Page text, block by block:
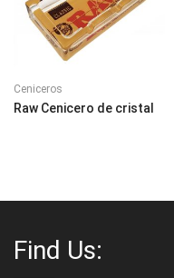
Ceniceros
Raw Cenicero de cristal
Find Us: